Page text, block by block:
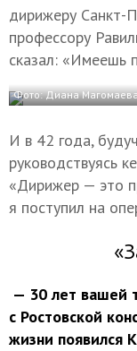
дирижеру Санкт-
профессору
сказал: «Имеешь
Фото: Диана
И в 42 года,
руководствуясь
«Дирижер — это
я поступил на
— 30 лет вашей
с Ростовской
жизни появился